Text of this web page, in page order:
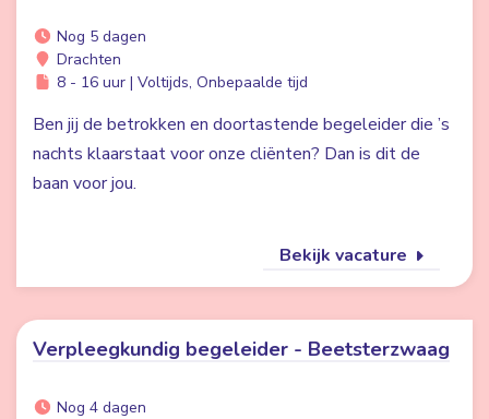
Nog 5 dagen
Drachten
8 - 16 uur | Voltijds, Onbepaalde tijd
Ben jij de betrokken en doortastende begeleider die ’s
nachts klaarstaat voor onze cliënten? Dan is dit de
baan voor jou.
Bekijk vacature
Verpleegkundig begeleider - Beetsterzwaag
Nog 4 dagen